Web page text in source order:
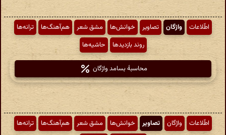
اطّلاعات واژگان تصاویر خوانش‌ها مشق شعر هم‌آهنگ‌ها
ترانه‌ها
روند بازدیدها
حاشیه‌ها
محاسبهٔ بسامد واژگان
اطّلاعات واژگان تصاویر خوانش‌ها مشق شعر هم‌آهنگ‌ها
ترانه‌ها